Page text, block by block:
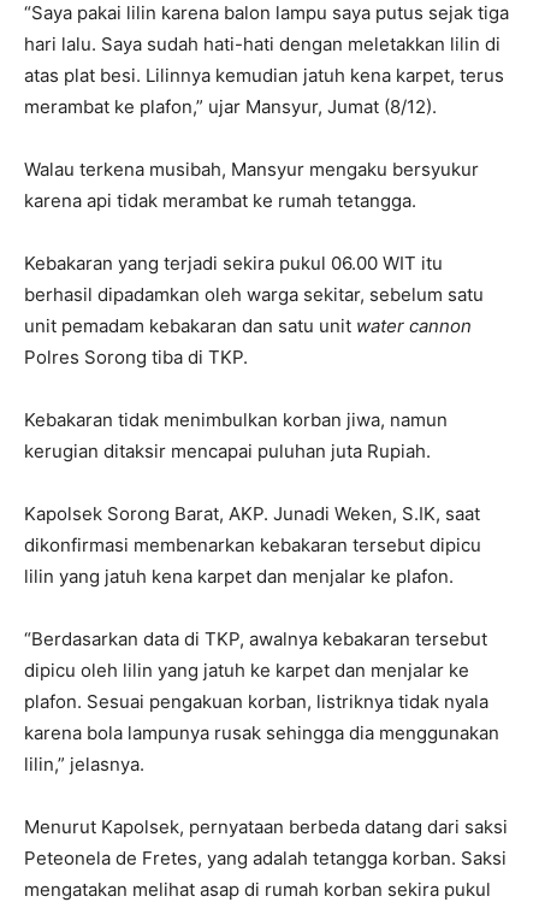
“Saya pakai lilin karena balon lampu saya putus sejak tiga
hari lalu. Saya sudah hati-hati dengan meletakkan lilin di
atas plat besi. Lilinnya kemudian jatuh kena karpet, terus
merambat ke plafon,” ujar Mansyur, Jumat (8/12).
Walau terkena musibah, Mansyur mengaku bersyukur
karena api tidak merambat ke rumah tetangga.
Kebakaran yang terjadi sekira pukul 06.00 WIT itu
berhasil dipadamkan oleh warga sekitar, sebelum satu
unit pemadam kebakaran dan satu unit water cannon
Polres Sorong tiba di TKP.
Kebakaran tidak menimbulkan korban jiwa, namun
kerugian ditaksir mencapai puluhan juta Rupiah.
Kapolsek Sorong Barat, AKP. Junadi Weken, S.IK, saat
dikonfirmasi membenarkan kebakaran tersebut dipicu
lilin yang jatuh kena karpet dan menjalar ke plafon.
“Berdasarkan data di TKP, awalnya kebakaran tersebut
dipicu oleh lilin yang jatuh ke karpet dan menjalar ke
plafon. Sesuai pengakuan korban, listriknya tidak nyala
karena bola lampunya rusak sehingga dia menggunakan
lilin,” jelasnya.
Menurut Kapolsek, pernyataan berbeda datang dari saksi
Peteonela de Fretes, yang adalah tetangga korban. Saksi
mengatakan melihat asap di rumah korban sekira pukul